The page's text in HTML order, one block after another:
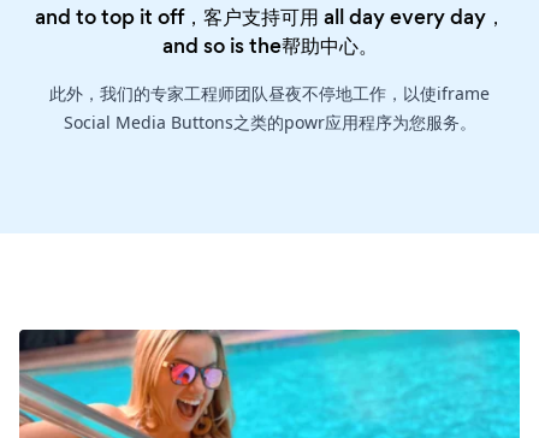
and to top it off，客户支持可用 all day every day，
and so is the帮助中心。
此外，我们的专家工程师团队昼夜不停地工作，以使iframe
Social Media Buttons之类的powr应用程序为您服务。